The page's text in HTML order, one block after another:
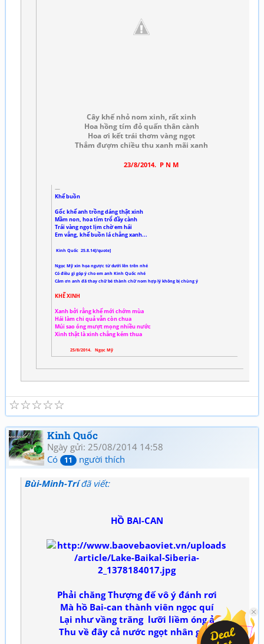
Cây khế nhỏ nom xinh, rất xinh
Hoa hồng tím đỏ quấn thân cành
Hoa ơi kết trái thơm vàng ngọt
Thắm đượm chiều thu xanh mãi xanh
23/8/2014. P N M
Khế buồn
Gốc khế anh trồng dáng thật xinh
Mầm non, hoa tím trổ đầy cành
Trái vàng ngọt lịm chờ em hái
Em vắng, khế buồn lá chẳng xanh...
Kinh Quốc 25.8.14[/quote]
Ngọc Mỹ xin họa ngược từ dưới lên trên nhé
Có điều gì góp ý cho em anh Kinh Quốc nhé
Cảm ơn anh đã thay chữ bé thành chữ nom hợp lý không bị chùng ý
KHẾ XINH
Xanh bởi rằng khế mới chớm mùa
Hái làm chi quả vẫn còn chua
Múi sao óng mượt mọng nhiều nước
Xinh thật là xinh chẳng kém thua
25/8/2014. Ngọc Mỹ
☆
☆
☆
☆
☆
Kinh Quốc
Ngày gửi: 25/08/2014 14:58
Có
11 người thích
Bùi-Minh-Tríđã viết:
HỒ BAI-CAN
Phải chăng Thượng đế vô ý‎‎ đánh rơi
Mà hồ Bai-can thành viên ngọc quí
Lại như vầng trăng lưỡi liềm óng ả
Thu về đây cả nước ngọt nhân gian